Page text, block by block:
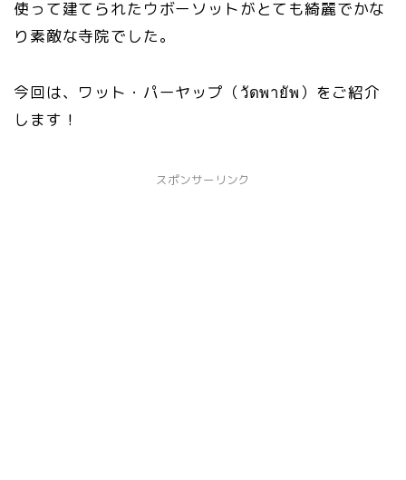
使って建てられたウボーソットがとても綺麗でかな
り素敵な寺院でした。
今回は、ワット・パーヤップ（วัดพายัพ）をご紹介
します！
スポンサーリンク